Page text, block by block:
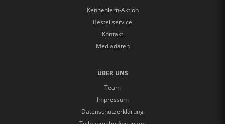
Kennenlern-Aktion
Bestellservice
Kontakt
Mediadaten
ÜBER UNS
Team
Impressum
Datenschutzerklärung